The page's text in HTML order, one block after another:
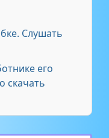
Слушать
его
скачать